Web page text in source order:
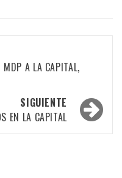
A LA CAPITAL,
SIGUIENTE
EN LA CAPITAL